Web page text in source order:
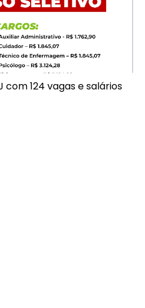
com 124 vagas e salários